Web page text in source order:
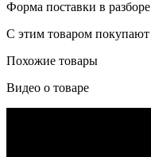
Форма поставки в разборе
С этим товаром покупают
Похожие товары
Видео о товаре